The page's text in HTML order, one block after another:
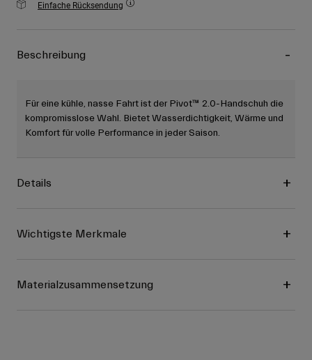
Einfache Rücksendung
Beschreibung
Für eine kühle, nasse Fahrt ist der Pivot™ 2.0-Handschuh die
kompromisslose Wahl. Bietet Wasserdichtigkeit, Wärme und
Komfort für volle Performance in jeder Saison.
Details
Wichtigste Merkmale
Materialzusammensetzung